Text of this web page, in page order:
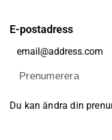
E-postadress
Prenumerera
Du kan ändra din